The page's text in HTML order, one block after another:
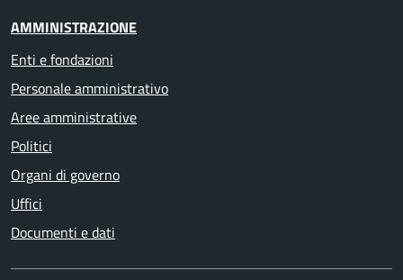
AMMINISTRAZIONE
Enti e fondazioni
Personale amministrativo
Aree amministrative
Politici
Organi di governo
Uffici
Documenti e dati